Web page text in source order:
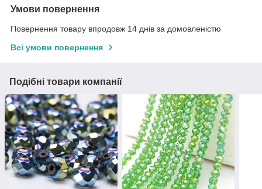
Умови повернення
Повернення товару впродовж 14 днів за домовленістю
Всі умови повернення
Подібні товари компанії